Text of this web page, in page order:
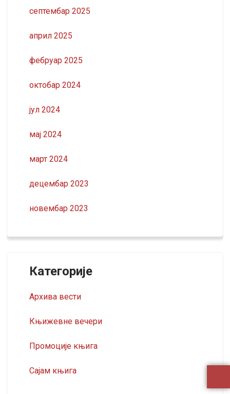
септембар 2025
април 2025
фебруар 2025
октобар 2024
јул 2024
мај 2024
март 2024
децембар 2023
новембар 2023
Категорије
Архива вести
Књижевне вечери
Промоције књига
Сајам књига